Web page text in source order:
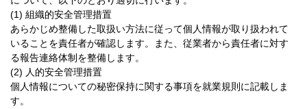
(1) 組織的安全管理措置
あらかじめ整備した取扱い方法に従って個人情報が取り扱われて
いることを責任者が確認します。また、従業者から責任者に対す
る報告連絡体制を整備します。
(2) 人的安全管理措置
個人情報についての秘密保持に関する事項を就業規則に記載しま
す。